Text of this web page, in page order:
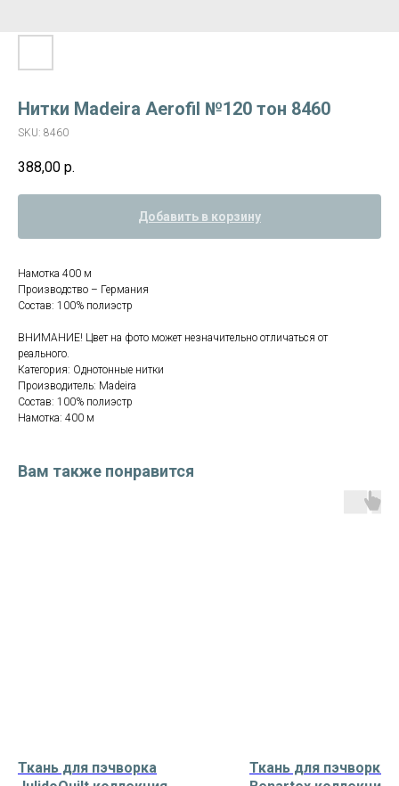
Нитки Madeira Aerofil №120 тон 8460
SKU: 8460
388,00 р.
Добавить в корзину
Намотка 400 м
Производство – Германия
Состав: 100% полиэстр
ВНИМАНИЕ! Цвет на фото может незначительно отличаться от
реального.
Категория: Однотонные нитки
Производитель: Madeira
Состав: 100% полиэстр
Намотка: 400 м
Вам также понравится
Ткань для пэчворка
Ткань для пэчворка